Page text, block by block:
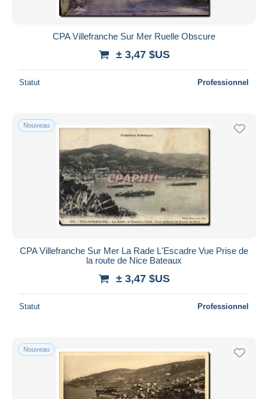
CPA Villefranche Sur Mer Ruelle Obscure
± 3,47 $US
Statut Professionnel
Nouveau
CPA Villefranche Sur Mer La Rade L'Escadre Vue Prise de
la route de Nice Bateaux
± 3,47 $US
Statut Professionnel
Nouveau